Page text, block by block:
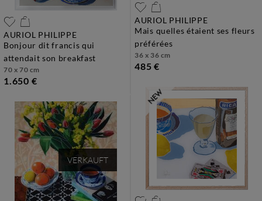
AURIOL PHILIPPE
bonjour dit francis qui
attendait son breakfast
70 x 70 cm
1.650 €
AURIOL PHILIPPE
mais quelles étaient ses fleurs
préférées
36 x 36 cm
485 €
VERKAUFT